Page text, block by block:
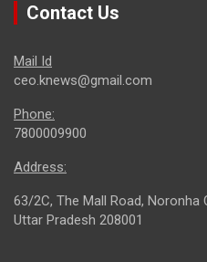
Contact Us
Mail Id
ceo.knews@gmail.com
Phone:
7800009900
Address:
63/2C, The Mall Road, Noronha
Uttar Pradesh 208001